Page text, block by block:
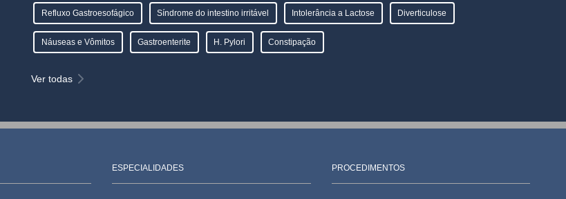
Refluxo Gastroesofágico Síndrome do intestino irritável Intolerância a Lactose Diverticulose
Náuseas e Vômitos Gastroenterite H. Pylori Constipação
Ver todas
ESPECIALIDADES PROCEDIMENTOS